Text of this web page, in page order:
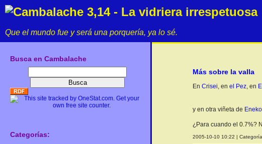
Cambalache 3,14 - La vidriera irrespetuosa
Que el mundo fue y será una porquería, ya lo sé.
Más sobre la valla
EnCrisei, enel Pez, en
y en otra viñeta de Eneko
¿Para cuando el 0.7%?
2005-10-10 10:22 |
Busca en Cambalache
Categorías: